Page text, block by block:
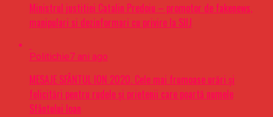
Ministrul justitiei Catalin Predoiu – promotor de fakenews,
manipulari si dezinformari cu privire la SIIJ
Politichie7 ani ago
MESAJE SFÂNTUL ION 2020. Cele mai frumoase urări şi
felicitări pentru rudele şi prietenii care poartă numele
Sfântului Ioan